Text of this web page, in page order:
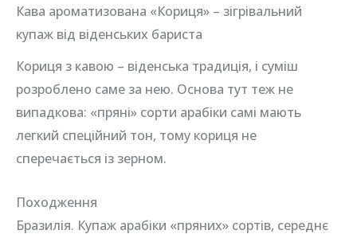
Кава ароматизована «Кориця» – зігрівальний
купаж від віденських бариста
Кориця з кавою – віденська традиція, і суміш
розроблено саме за нею. Основа тут теж не
випадкова: «пряні» сорти арабіки самі мають
легкий спеційний тон, тому кориця не
сперечається із зерном.
Походження
Бразилія. Купаж арабіки «пряних» сортів, середнє